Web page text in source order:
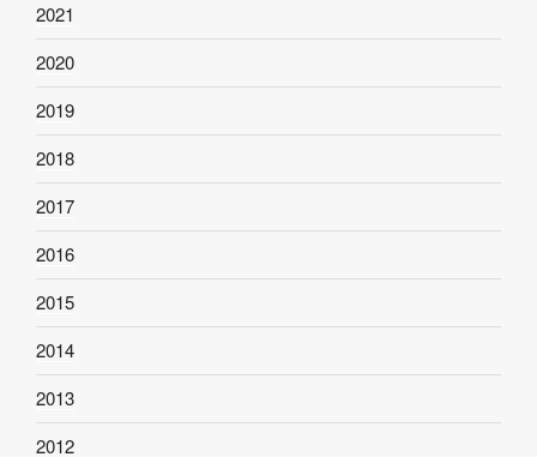
2021
2020
2019
2018
2017
2016
2015
2014
2013
2012